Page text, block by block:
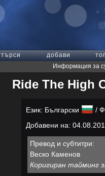
търси добави
Информация за
Ride The High
Език: Български
/
Добавени на:
Превод и субтитри:
Веско Каменов
Коригиран тайминг